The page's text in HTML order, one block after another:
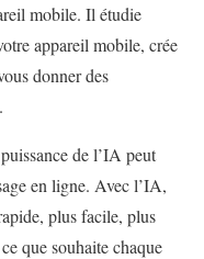
mobile. Il étudie
appareil mobile, crée
donner des
de l’IA peut
en ligne. Avec l’IA,
plus facile, plus
que souhaite chaque